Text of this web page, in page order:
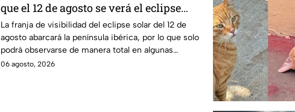
que el 12 de agosto se verá el eclipse
solar total y en los que será parcial
La franja de visibilidad del eclipse solar del 12 de
agosto abarcará la península ibérica, por lo que solo
podrá observarse de manera total en algunas
ciudades.
06 agosto, 2026